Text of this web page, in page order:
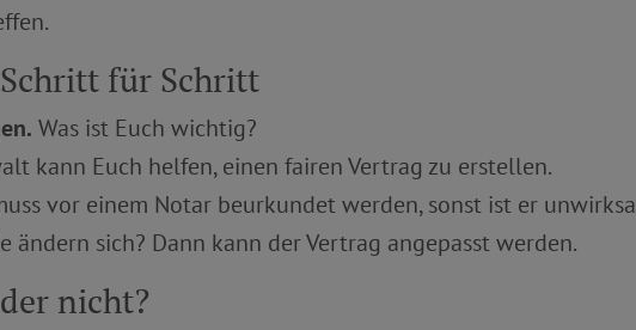
für Schritt
Was ist Euch wichtig?
kann Euch helfen, einen fairen Vertrag zu erstellen.
vor einem Notar beurkundet werden, sonst ist er
ändern sich? Dann kann der Vertrag angepasst werden.
nicht?